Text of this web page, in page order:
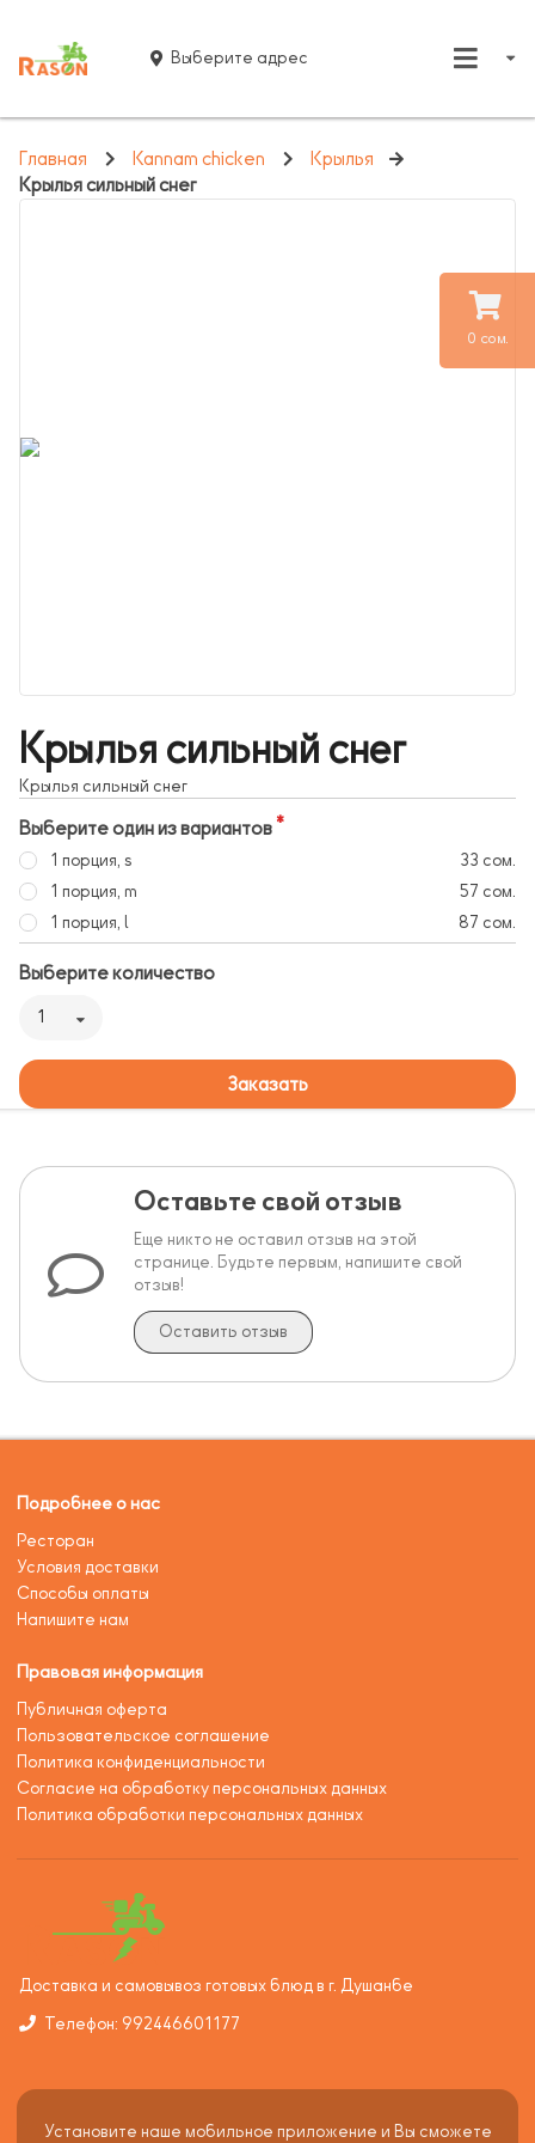
0 сом.
Выберите адрес
Главная Kannam chicken
Крылья
Крылья сильный снег
Крылья сильный снег
Крылья сильный снег
Выберите один из вариантов
1 порция, s
33 сом.
1 порция, m
57 сом.
1 порция, l
87 сом.
Выберите количество
1
Заказать
Оставьте свой отзыв
Еще никто не оставил отзыв на этой
странице. Будьте первым, напишите свой
отзыв!
Оставить отзыв
Подробнее о нас
Ресторан
Условия доставки
Способы оплаты
Напишите нам
Правовая информация
Публичная оферта
Пользовательское соглашение
Политика конфиденциальности
Согласие на обработку персональных данных
Политика обработки персональных данных
Доставка и самовывоз готовых блюд в г. Душанбе
Телефон: 992446601177
Установите наше мобильное приложение и Вы сможете